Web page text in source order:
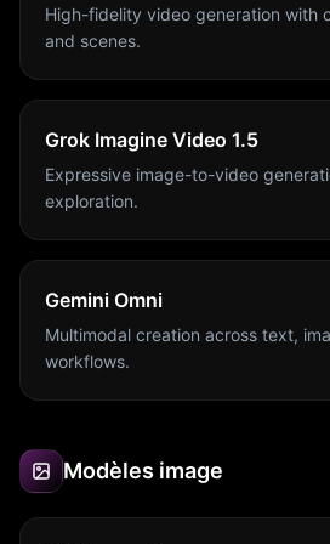
High-fidelity video generation with
and scenes.
Grok Imagine Video 1.5
Expressive image-to-video
exploration.
Gemini Omni
Multimodal creation across text,
workflows.
Modèles image